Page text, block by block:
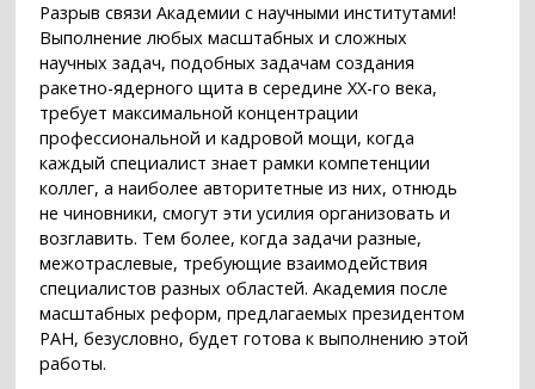
Разрыв связи Академии с научными институтами!
Выполнение любых масштабных и сложных
научных задач, подобных задачам создания
ракетно-ядерного щита в середине XX-го века,
требует максимальной концентрации
профессиональной и кадровой мощи, когда
каждый специалист знает рамки компетенции
коллег, а наиболее авторитетные из них, отнюдь
не чиновники, смогут эти усилия организовать и
возглавить. Тем более, когда задачи разные,
межотраслевые, требующие взаимодействия
специалистов разных областей. Академия после
масштабных реформ, предлагаемых президентом
РАН, безусловно, будет готова к выполнению этой
работы.